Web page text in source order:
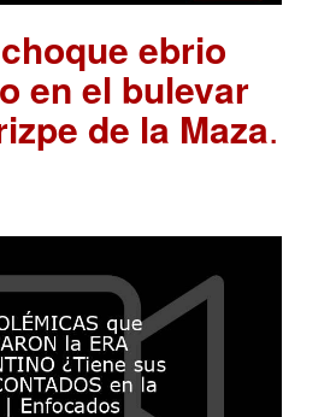
ebrio
en el bulevar
de la Maza.